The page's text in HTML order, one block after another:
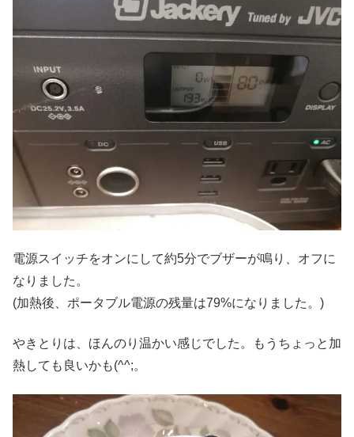
電源スイッチをオンにして約5分でブザーが鳴り、オフに
なりました。
(加熱後、ポータブル電源の残量は79%になりました。)
やきとりは、ほんのり温かい感じでした。もうちょっと加
熱しても良いかも(^^;。